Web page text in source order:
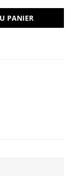
PANIER